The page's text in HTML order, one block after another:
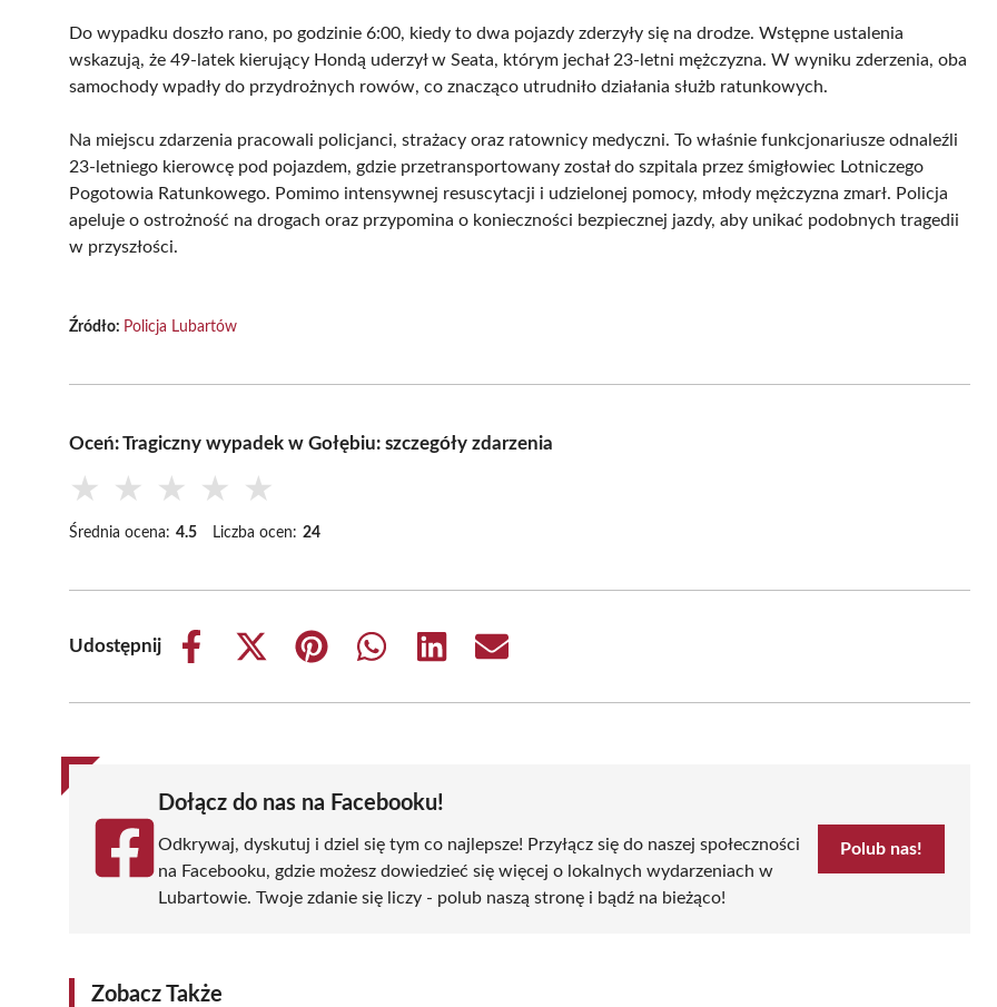
Do wypadku doszło rano, po godzinie 6:00, kiedy to dwa pojazdy zderzyły się na drodze. Wstępne ustalenia
wskazują, że 49-latek kierujący Hondą uderzył w Seata, którym jechał 23-letni mężczyzna. W wyniku zderzenia, oba
samochody wpadły do przydrożnych rowów, co znacząco utrudniło działania służb ratunkowych.
Na miejscu zdarzenia pracowali policjanci, strażacy oraz ratownicy medyczni. To właśnie funkcjonariusze odnaleźli
23-letniego kierowcę pod pojazdem, gdzie przetransportowany został do szpitala przez śmigłowiec Lotniczego
Pogotowia Ratunkowego. Pomimo intensywnej resuscytacji i udzielonej pomocy, młody mężczyzna zmarł. Policja
apeluje o ostrożność na drogach oraz przypomina o konieczności bezpiecznej jazdy, aby unikać podobnych tragedii
w przyszłości.
Źródło: Policja Lubartów
Oceń: Tragiczny wypadek w Gołębiu: szczegóły zdarzenia
★ ★ ★ ★ ★
Średnia ocena: 4.5 Liczba ocen: 24
Udostępnij
Share
Share
(Twitter)
Share
Share
Share
Share
Dołącz do nas na Facebooku!
Odkrywaj, dyskutuj i dziel się tym co najlepsze! Przyłącz się do naszej społeczności
na Facebooku, gdzie możesz dowiedzieć się więcej o lokalnych wydarzeniach w
Lubartowie. Twoje zdanie się liczy - polub naszą stronę i bądź na bieżąco!
Polub nas!
Zobacz Także